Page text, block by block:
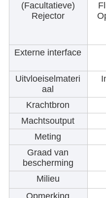
(Facultatieve)
Rejector
Externe interface
Uitvloeiselmateri
aal
Krachtbron
Machtsoutput
Meting
Graad van
bescherming
Milieu